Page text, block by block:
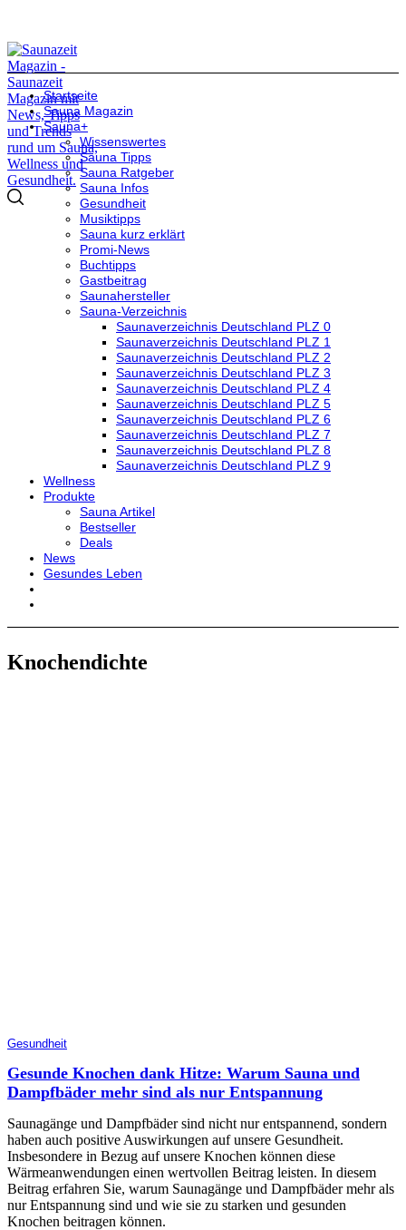
Startseite
Sauna Magazin
Sauna+
Wissenswertes
Sauna Tipps
Sauna Ratgeber
Sauna Infos
Gesundheit
Musiktipps
Sauna kurz erklärt
Promi-News
Buchtipps
Gastbeitrag
Saunahersteller
Sauna-Verzeichnis
Saunaverzeichnis Deutschland PLZ 0
Saunaverzeichnis Deutschland PLZ 1
Saunaverzeichnis Deutschland PLZ 2
Saunaverzeichnis Deutschland PLZ 3
Saunaverzeichnis Deutschland PLZ 4
Saunaverzeichnis Deutschland PLZ 5
Saunaverzeichnis Deutschland PLZ 6
Saunaverzeichnis Deutschland PLZ 7
Saunaverzeichnis Deutschland PLZ 8
Saunaverzeichnis Deutschland PLZ 9
Wellness
Produkte
Sauna Artikel
Bestseller
Deals
News
Gesundes Leben
Knochendichte
Gesundheit
Gesunde Knochen dank Hitze: Warum Sauna und
Dampfbäder mehr sind als nur Entspannung
Saunagänge und Dampfbäder sind nicht nur entspannend, sondern
haben auch positive Auswirkungen auf unsere Gesundheit.
Insbesondere in Bezug auf unsere Knochen können diese
Wärmeanwendungen einen wertvollen Beitrag leisten. In diesem
Beitrag erfahren Sie, warum Saunagänge und Dampfbäder mehr als
nur Entspannung sind und wie sie zu starken und gesunden
Knochen beitragen können.